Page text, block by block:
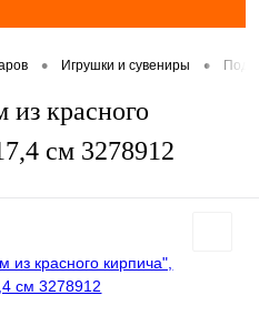
• Игрушки и сувениры •
красного
см 3278912